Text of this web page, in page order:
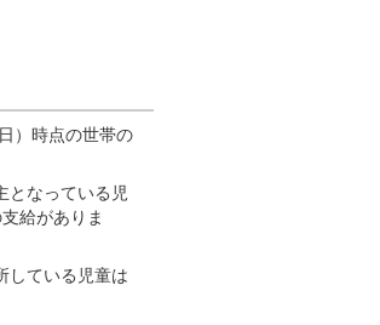
）時点の世帯の
となっている児
給がありま
している児童は